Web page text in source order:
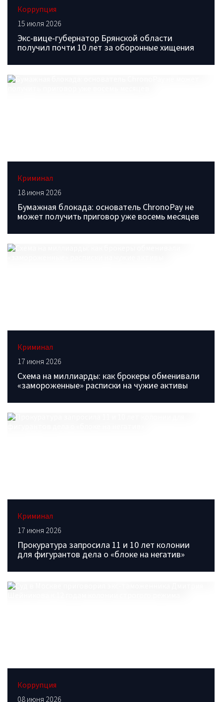
Коррупция
15 июля 2026
Экс-вице-губернатор Брянской области
получил почти 10 лет за оборонные хищения
Криминал
18 июня 2026
Бумажная блокада: основатель ChronoPay не
может получить приговор уже восемь месяцев
Криминал
17 июня 2026
Схема на миллиарды: как брокеры обменивали
«замороженные» расписки на чужие активы
Криминал
17 июня 2026
Прокуратура запросила 11 и 10 лет колонии
для фигурантов дела о «блоке на негатив»
Коррупция
08 июня 2026